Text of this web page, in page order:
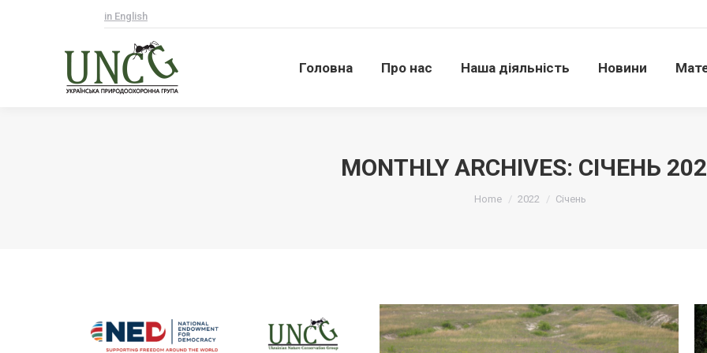
in English
Головна Про нас Наша діяльність Новини
MONTHLY ARCHIVES: СІЧЕНЬ
Home 2022 Січень
Головна Про нас Наша діяльність Новини